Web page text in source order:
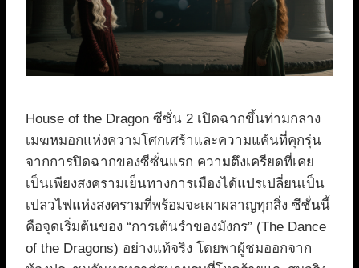
House of the Dragon ซีซั่น 2 เปิดฉากขึ้นท่ามกลาง
เมฆหมอกแห่งความโศกเศร้าและความแค้นที่คุกรุ่น
จากการปิดฉากของซีซั่นแรก ความตึงเครียดที่เคย
เป็นเพียงสงครามเย็นทางการเมืองได้แปรเปลี่ยนเป็น
เปลวไฟแห่งสงครามที่พร้อมจะเผาผลาญทุกสิ่ง ซีซั่นนี้
คือจุดเริ่มต้นของ “การเต้นรำของมังกร” (The Dance
of the Dragons) อย่างแท้จริง โดยพาผู้ชมออกจาก